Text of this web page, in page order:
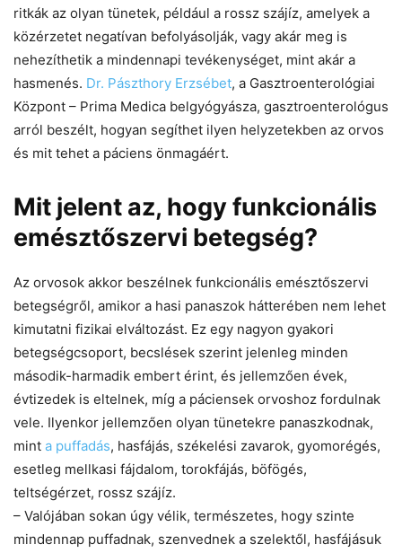
ritkák az olyan tünetek, például a rossz szájíz, amelyek a
közérzetet negatívan befolyásolják, vagy akár meg is
nehezíthetik a mindennapi tevékenységet, mint akár a
hasmenés. Dr. Pászthory Erzsébet, a Gasztroenterológiai
Központ – Prima Medica belgyógyásza, gasztroenterológus
arról beszélt, hogyan segíthet ilyen helyzetekben az orvos
és mit tehet a páciens önmagáért.
Mit jelent az, hogy funkcionális
emésztőszervi betegség?
Az orvosok akkor beszélnek funkcionális emésztőszervi
betegségről, amikor a hasi panaszok hátterében nem lehet
kimutatni fizikai elváltozást. Ez egy nagyon gyakori
betegségcsoport, becslések szerint jelenleg minden
második-harmadik embert érint, és jellemzően évek,
évtizedek is eltelnek, míg a páciensek orvoshoz fordulnak
vele. Ilyenkor jellemzően olyan tünetekre panaszkodnak,
mint a puffadás, hasfájás, székelési zavarok, gyomorégés,
esetleg mellkasi fájdalom, torokfájás, böfögés,
teltségérzet, rossz szájíz.
– Valójában sokan úgy vélik, természetes, hogy szinte
mindennap puffadnak, szenvednek a szelektől, hasfájásuk